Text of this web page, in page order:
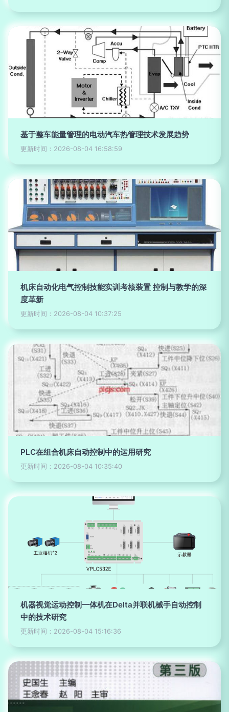
基于整车能量管理的电动汽车热管理技术发展趋势
更新时间：2026-08-04 16:58:59
机床自动化电气控制技能实训考核装置 控制与教学的深
度革新
更新时间：2026-08-04 10:37:25
PLC在组合机床自动控制中的运用研究
更新时间：2026-08-04 10:35:40
机器视觉运动控制一体机在Delta并联机械手自动控制
中的技术研究
更新时间：2026-08-04 15:16:36